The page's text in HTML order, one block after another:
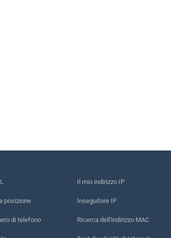
posizione
di telefono
Il mio indirizzo IP
Inseguitore IP
Ricerca dell'indirizzo MAC